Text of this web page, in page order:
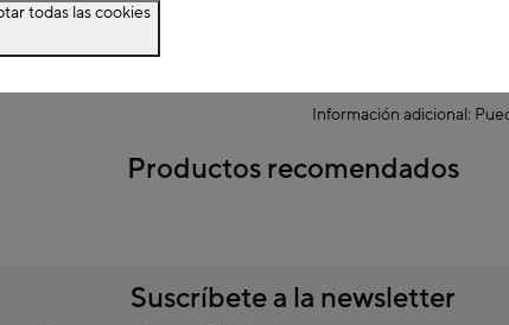
Información adicional:
Productos recomendados
Suscríbete a la newsletter
todas las cookies